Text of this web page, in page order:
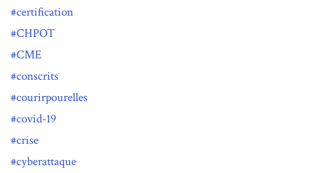
certification
CHPOT
CME
conscrits
courirpourelles
covid-19
crise
cyberattaque